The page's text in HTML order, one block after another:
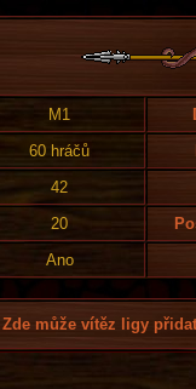
M1
60 hráčů
42
20
Ano
Zde může vítěz ligy